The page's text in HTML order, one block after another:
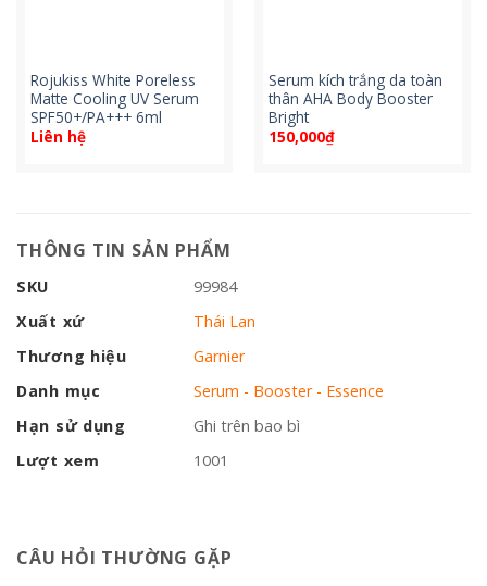
Rojukiss White Poreless
Matte Cooling UV Serum
SPF50+/PA+++ 6ml
Liên hệ
Serum kích trắng da toàn
thân AHA Body Booster
Bright
150,000₫
THÔNG TIN SẢN PHẨM
SKU
99984
Xuất xứ
Thái Lan
Thương hiệu
Garnier
Danh mục
Serum - Booster - Essence
Hạn sử dụng
Ghi trên bao bì
Lượt xem
1001
CÂU HỎI THƯỜNG GẶP